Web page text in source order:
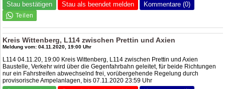
Stau bestätigen Stau als beendet melden Kommentare (0)
Kreis Wittenberg, L114 zwischen Prettin und Axien
Meldung vom: 04.11.2020, 19:00 Uhr
L114 04.11.20, 19:00 Kreis Wittenberg, L114 zwischen Prettin und Axien
Baustelle, Verkehr wird über die Gegenfahrbahn geleitet, für beide Richtungen
nur ein Fahrstreifen abwechselnd frei, vorübergehende Regelung durch
provisorische Ampelanlagen, bis 07.11.2020 23:59 Uhr